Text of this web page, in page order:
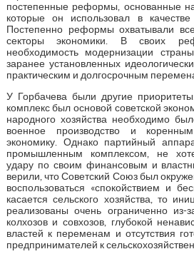
постепенные реформы, основанные на
которые он использовал в качестве
Постепенно реформы охватывали
секторы экономики. В своих
необходимость модернизации
заранее установленных
практическим и долгосрочным
У Горбачева были другие
комплекс был основой советской
народного хозяйства необходимо
военное производство и
экономику. Однако партийный
промышленным комплексом, не
удару по своим финансовым и
верили, что Советский Союз был
воспользоваться «спокойствием и
касается сельского хозяйства, то
реализованы очень ограниченно из-
колхозов и совхозов, глубокой
властей к переменам и отсутствия
предпринимателей к